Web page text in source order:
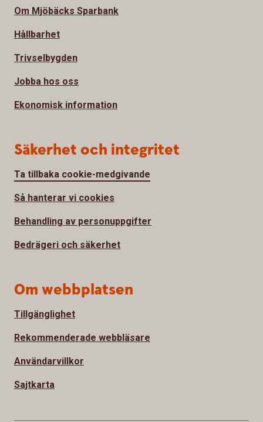
Om Mjöbäcks Sparbank
Hållbarhet
Trivselbygden
Jobba hos oss
Ekonomisk information
Säkerhet och integritet
Ta tillbaka cookie-medgivande
Så hanterar vi cookies
Behandling av personuppgifter
Bedrägeri och säkerhet
Om webbplatsen
Tillgänglighet
Rekommenderade webbläsare
Användarvillkor
Sajtkarta